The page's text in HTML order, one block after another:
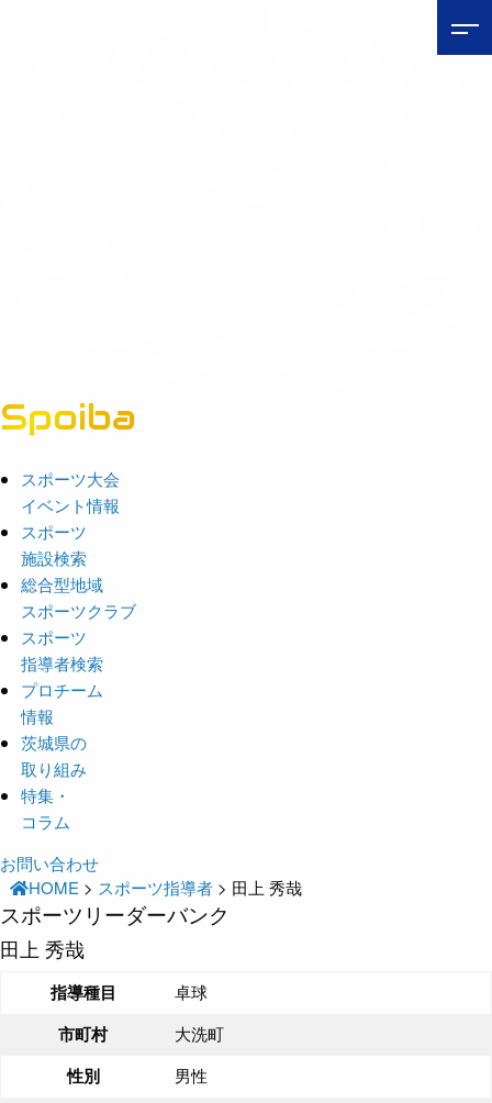
Spoiba
スポーツ大会
イベント情報
スポーツ
施設検索
総合型地域
スポーツクラブ
スポーツ
指導者検索
プロチーム
情報
茨城県の
取り組み
特集・
コラム
お問い合わせ
HOME > スポーツ指導者 > 田上 秀哉
スポーツリーダーバンク
田上 秀哉
指導種目 卓球
市町村 大洗町
性別 男性